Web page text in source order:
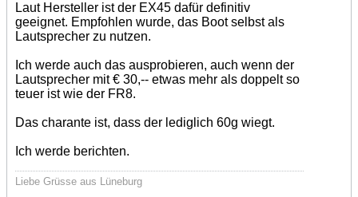
Laut Hersteller ist der EX45 dafür definitiv
geeignet. Empfohlen wurde, das Boot selbst als
Lautsprecher zu nutzen.
Ich werde auch das ausprobieren, auch wenn der
Lautsprecher mit € 30,-- etwas mehr als doppelt so
teuer ist wie der FR8.
Das charante ist, dass der lediglich 60g wiegt.
Ich werde berichten.
Liebe Grüsse aus Lüneburg